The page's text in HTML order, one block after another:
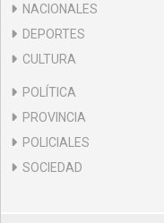
NACIONALES
DEPORTES
CULTURA
POLÍTICA
PROVINCIA
POLICIALES
SOCIEDAD